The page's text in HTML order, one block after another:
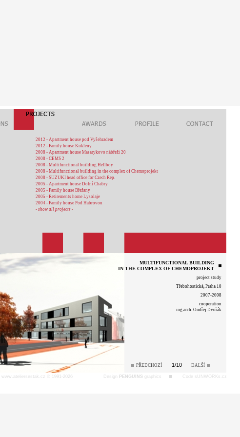
2012 - Apartment house pod Vyšehradem
2012 - Family house Kukleny
2008 - Apartment house Masarykovo nábřeží 20
2008 - CEMS 2
2008 - Multifunctional building Hellboy
2008 - Multifunctional building in the complex of Chemoprojekt
2008 - SUZUKI head office for Czech Rep.
2005 - Apartment house Dolní Chabry
2005 - Family house Břežany
2005 - Retirements home Lysolaje
2004 - Family house Pod Habrovou
- show all projects -
MULTIFUNCTIONAL BUILDING
IN THE COMPLEX OF CHEMOPROJEKT
project study
Třebohostická, Praha 10
2007-2008
cooperation
ing.arch. Ondřej Dvořák
PŘEDCHOZÍ 1/10 DALŠÍ
www.ateliersestak.cz © 1991-2026 Design PENGUINS graphics Code sUNWORKs.cz